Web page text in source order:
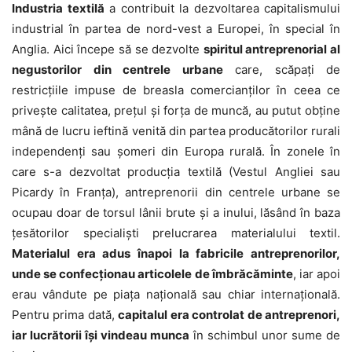
Industria textilă a contribuit la dezvoltarea capitalismului
industrial în partea de nord-vest a Europei, în special în
Anglia. Aici începe să se dezvolte spiritul antreprenorial al
negustorilor din centrele urbanecare, scăpați de
restricțiile impuse de breasla comercianților în ceea ce
privește calitatea, prețul și forța de muncă, au putut obține
mână de lucru ieftină venită din partea producătorilor rurali
independenți sau șomeri din Europa rurală. În zonele în
care s-a dezvoltat producția textilă (Vestul Angliei sau
Picardy în Franța), antreprenorii din centrele urbane se
ocupau doar de torsul lânii brute și a inului, lăsând în baza
țesătorilor specialiști prelucrarea materialului textil.
Materialul era adus înapoi la fabricile antreprenorilor,
unde se confecționau articolele de îmbrăcăminte, iar apoi
erau vândute pe piața națională sau chiar internațională.
Pentru prima dată,capitalul era controlat de antreprenori,
iar lucrătorii își vindeau munca în schimbul unor sume de